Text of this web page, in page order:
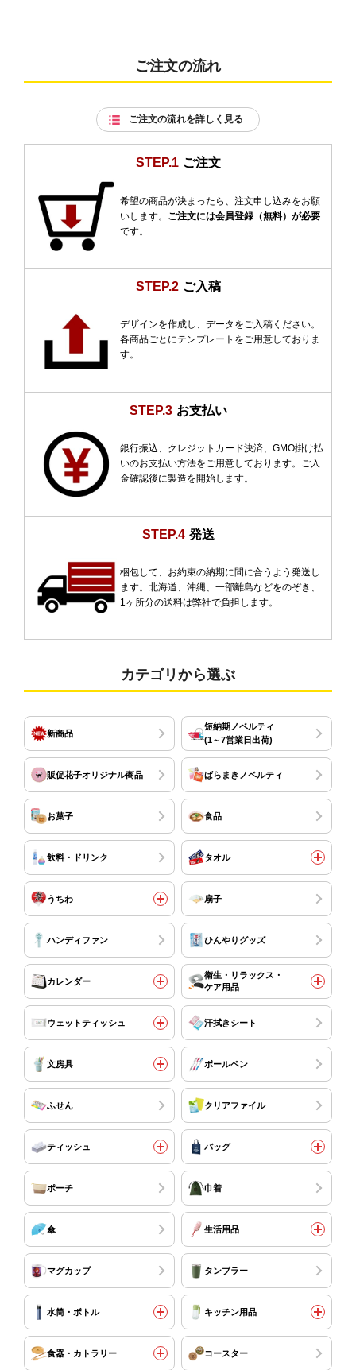
ご注文の流れ
ご注文の流れを詳しく見る
STEP.1 ご注文
希望の商品が決まったら、注文申し込みをお願
いします。 ご注文には会員登録（無料）が必要
です。
STEP.2 ご入稿
デザインを作成し、データをご入稿ください。
各商品ごとにテンプレートをご用意しておりま
す。
STEP.3 お支払い
銀行振込、クレジットカード決済、GMO掛け払
いのお支払い方法をご用意しております。ご入
金確認後に製造を開始します。
STEP.4 発送
梱包して、お約束の納期に間に合うよう発送し
ます。北海道、沖縄、一部離島などをのぞき、
1ヶ所分の送料は弊社で負担します。
カテゴリから選ぶ
新商品
短納期ノベルティ
(1～7営業日出荷)
販促花子オリジナル商品 ばらまきノベルティ
お菓子 食品
飲料・ドリンク タオル
うちわ 扇子
ハンディファン ひんやりグッズ
カレンダー
衛生・リラックス・
ケア用品
ウェットティッシュ 汗拭きシート
文房具 ボールペン
ふせん クリアファイル
ティッシュ バッグ
ポーチ 巾着
傘 生活用品
マグカップ タンブラー
水筒・ボトル キッチン用品
食器・カトラリー コースター